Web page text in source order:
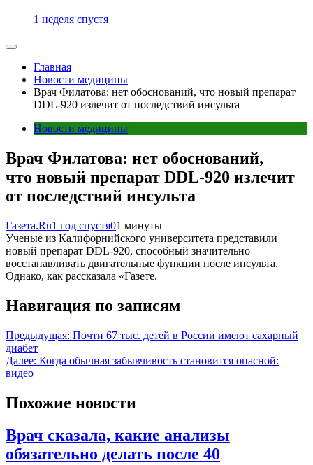
1 неделя спустя
Главная
Новости медицины
Врач Филатова: нет обоснований, что новый препарат
DDL-920 излечит от последствий инсульта
Новости медицины
Врач Филатова: нет обоснований,
что новый препарат DDL-920 излечит
от последствий инсульта
Газета.Ru1 год спустя01 минуты
Ученые из Калифорнийского университета представили
новый препарат DDL-920, способный значительно
восстанавливать двигательные функции после инсульта.
Однако, как рассказала «Газете.
Навигация по записям
Предыдущая: Почти 67 тыс. детей в России имеют сахарный
диабет
Далее: Когда обычная забывчивость становится опасной:
видео
Похожие новости
Врач сказала, какие анализы
обязательно делать после 40